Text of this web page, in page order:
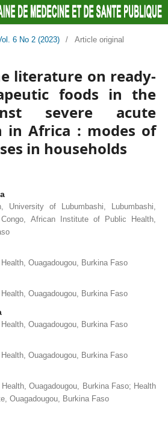
6 No 2 (2023) / Article original
literature on ready-
foods in the
severe acute
in Africa : modes of
in households
University of Lubumbashi, Lubumbashi,
African Institute of Public Health,
Ouagadougou, Burkina Faso
Ouagadougou, Burkina Faso
Ouagadougou, Burkina Faso
Ouagadougou, Burkina Faso
Ouagadougou, Burkina Faso; Health
Ouagadougou, Burkina Faso